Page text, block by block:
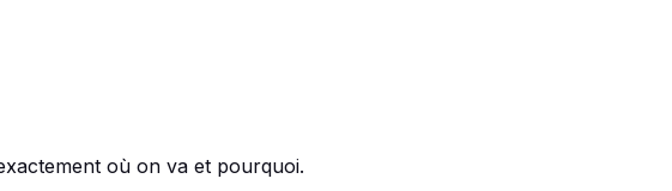
où on va et pourquoi.